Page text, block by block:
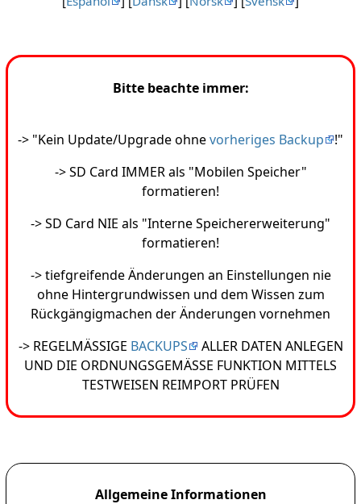
Bitte beachte immer:
-> "Kein Update/Upgrade ohnevorheriges Backup
!"
-> SD Card IMMER als "Mobilen Speicher"
formatieren!
-> SD Card NIE als "Interne Speichererweiterung"
formatieren!
-> tiefgreifende Änderungen an Einstellungen nie
ohne Hintergrundwissen und dem Wissen zum
Rückgängigmachen der Änderungen vornehmen
-> REGELMÄSSIGE BACKUPS
ALLER DATEN ANLEGEN
UND DIE ORDNUNGSGEMÄSSE FUNKTION MITTELS
TESTWEISEN REIMPORT PRÜFEN
Allgemeine Informationen